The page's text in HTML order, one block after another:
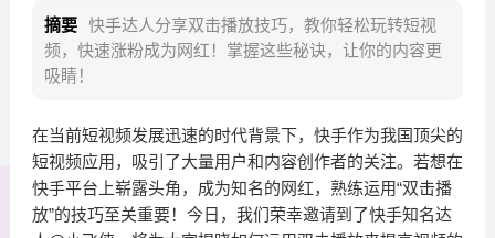
摘要 快手达人分享双击播放技巧，教你轻松玩转短视
频，快速涨粉成为网红！掌握这些秘诀，让你的内容更
吸睛！
在当前短视频发展迅速的时代背景下，快手作为我国顶尖的
短视频应用，吸引了大量用户和内容创作者的关注。若想在
快手平台上崭露头角，成为知名的网红，熟练运用“双击播
放”的技巧至关重要！今日，我们荣幸邀请到了快手知名达